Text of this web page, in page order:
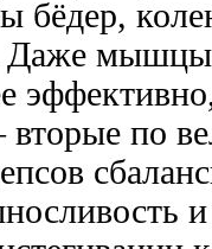
бёдер,
Даже мышцы
вторые по